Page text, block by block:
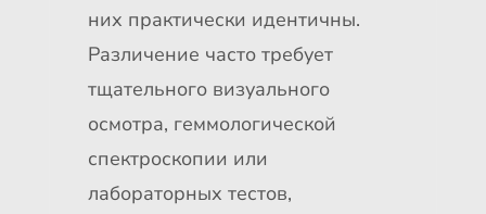
них практически идентичны.
Различение часто требует
тщательного визуального
осмотра, геммологической
спектроскопии или
лабораторных тестов,